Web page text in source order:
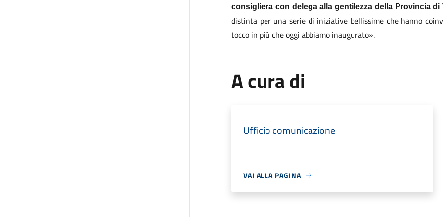
consigliera con delega alla gentilezza della Provincia di
distinta per una serie di iniziative bellissime che hanno
tocco in più che oggi abbiamo inaugurato».
A cura di
Ufficio comunicazione
VAI ALLA PAGINA